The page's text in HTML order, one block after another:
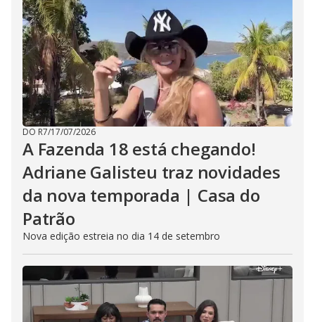
DO R7/17/07/2026
A Fazenda 18 está chegando!
Adriane Galisteu traz novidades
da nova temporada | Casa do
Patrão
Nova edição estreia no dia 14 de setembro